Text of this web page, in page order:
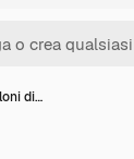
di…